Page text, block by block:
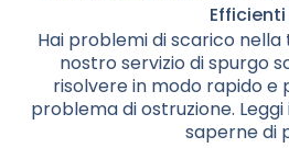
Efficienti
Hai problemi di scarico nella
nostro servizio di spurgo
risolvere in modo rapido e
problema di ostruzione.
saperne di